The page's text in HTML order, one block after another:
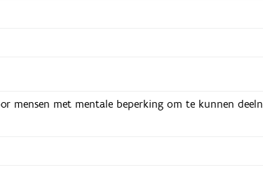
mensen met mentale beperking om te kunnen